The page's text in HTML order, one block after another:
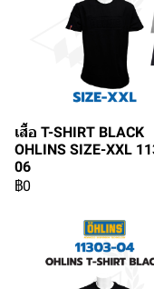
เสื้อ T-SHIRT BLACK
OHLINS SIZE-XXL
06
฿0